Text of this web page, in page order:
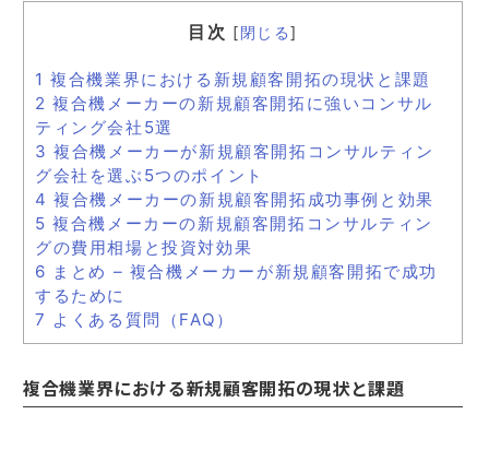
目次 [閉じる]
1 複合機業界における新規顧客開拓の現状と課題
2 複合機メーカーの新規顧客開拓に強いコンサル
ティング会社5選
3 複合機メーカーが新規顧客開拓コンサルティン
グ会社を選ぶ5つのポイント
4 複合機メーカーの新規顧客開拓成功事例と効果
5 複合機メーカーの新規顧客開拓コンサルティン
グの費用相場と投資対効果
6 まとめ – 複合機メーカーが新規顧客開拓で成功
するために
7 よくある質問（FAQ）
複合機業界における新規顧客開拓の現状と課題